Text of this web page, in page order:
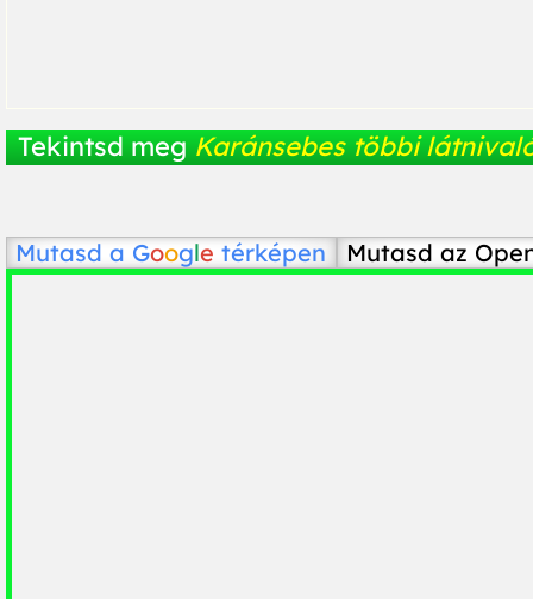
Tekintsd meg Karánsebes többi
Mutasd a Google térképen Mutasd az